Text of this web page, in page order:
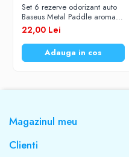
Set 6 rezerve odorizant auto
Baseus Metal Paddle aroma
Osmanthus
22,00 Lei
Adauga in cos
Magazinul meu
Clienti